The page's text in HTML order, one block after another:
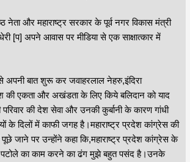
नेता और महाराष्ट्र सरकार के पूर्व नगर विकास मंत्री
[प] अपने आवास पर मीडिया से एक साक्षात्कार में
अपनी बात शुरू कर जवाहरलाल नेहरु,इंदिरा
की एकता और अखंडता के लिए किये बलिदान को याद
परिवार की देश सेवा और उनकी कुर्बानी के कारण गांधी
के दिलों में काफी जगह है।महाराष्ट्र प्रदेश कांग्रेस की
पूछे जाने पर उन्होंने कहा कि,महाराष्ट्र प्रदेश कांग्रेस के
पटोले का काम करने का ढंग मुझे बहुत पसंद है।उनके